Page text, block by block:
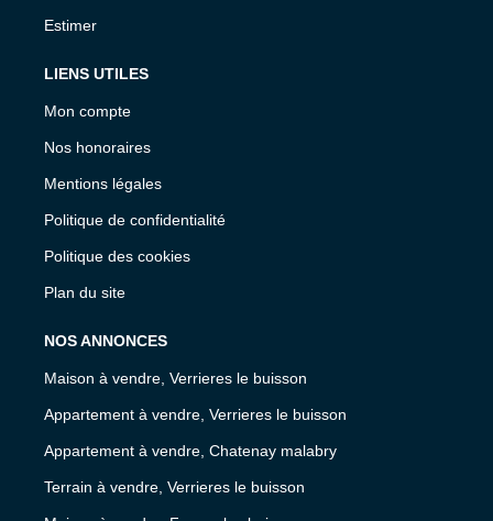
Estimer
LIENS UTILES
Mon compte
Nos honoraires
Mentions légales
Politique de confidentialité
Politique des cookies
Plan du site
NOS ANNONCES
Maison à vendre, Verrieres le buisson
Appartement à vendre, Verrieres le buisson
Appartement à vendre, Chatenay malabry
Terrain à vendre, Verrieres le buisson